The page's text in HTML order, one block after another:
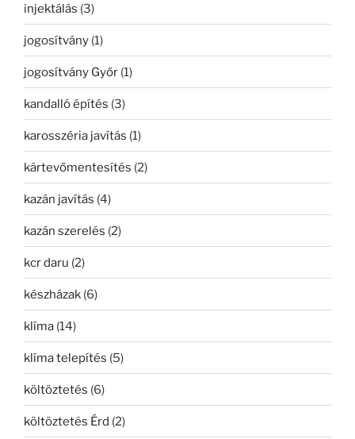
injektálás (3)
jogosítvány (1)
jogosítvány Győr (1)
kandalló építés (3)
karosszéria javítás (1)
kártevőmentesítés (2)
kazán javítás (4)
kazán szerelés (2)
kcr daru (2)
készházak (6)
klíma (14)
klíma telepítés (5)
költöztetés (6)
költöztetés Érd (2)